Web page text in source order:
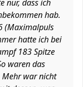
nur, dass ich
hab.
(Maximalpuls
hatte ich bei
183 Spitze
waren das
Mehr war nicht